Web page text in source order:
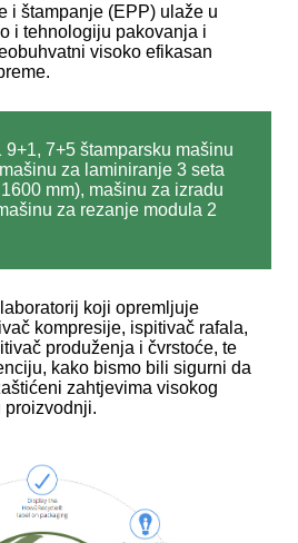
i štampanje (EPP) ulaže u
i tehnologiju pakovanja i
visoko efikasan
7+5 štamparsku mašinu
za laminiranje 3 seta
mm), mašinu za izradu
za rezanje modula 2
koji opremljuje
kompresije, ispitivač rafala,
produženja i čvrstoće, te
kako bismo bili sigurni da
zahtjevima visokog
proizvodnji.